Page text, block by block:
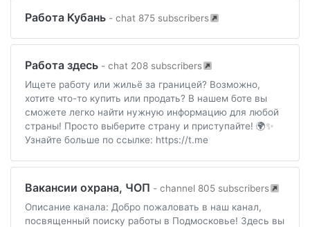
Работа Кубань - chat 875 subscribers
Работа здесь - chat 208 subscribers
Ищете работу или жильё за границей? Возможно,
хотите что-то купить или продать? В нашем боте вы
сможете легко найти нужную информацию для любой
страны! Просто выберите страну и приступайте! 🌍✨
Узнайте больше по ссылке: https://t.me
Вакансии охрана, ЧОП - channel 805 subscribers
Описание канала: Добро пожаловать в наш канал,
посвященный поиску работы в Подмосковье! Здесь вы